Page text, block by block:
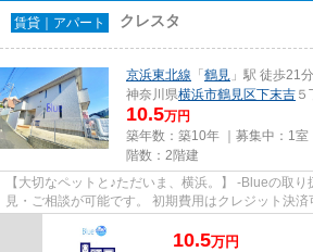
賃貸｜アパート クレスタ
京浜東北線 「 鶴見 」駅 徒歩21分
神奈川県横浜市鶴見区下末吉 ５
10.5万円
築年数：築10年 ｜募集中： 1室
階数：2階建
【大切なペットと♪ただいま、横浜。】 -Blueの取
見・ご相談が可能です。 初期費用はクレジット決済
10.5万円